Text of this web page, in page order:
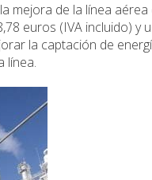
mejora de la línea
euros (IVA incluido) y
la captación de
línea.